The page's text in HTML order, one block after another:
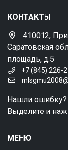
КОНТАКТЫ
410012,
Саратовская
площадь, д.5
+7 (845) 226-
Нашли
Выделите и
МЕНЮ